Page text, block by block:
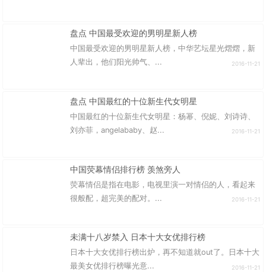
盘点 中国最受欢迎的男明星新人榜
中国最受欢迎的男明星新人榜，中华艺坛星光熠熠，新
人辈出，他们阳光帅气、...
2016-11-21
盘点 中国最红的十位新生代女明星
中国最红的十位新生代女明星：杨幂、倪妮、刘诗诗、
刘亦菲，angelababy、赵...
2016-11-21
中国荧幕情侣排行榜 羡煞旁人
荧幕情侣是指在电影，电视里演一对情侣的人，看起来
很般配，超完美的配对。...
2016-11-21
未满十八岁禁入 日本十大女优排行榜
日本十大女优排行榜出炉，再不知道就out了。日本十大
最美女优排行榜曝光意...
2016-11-21